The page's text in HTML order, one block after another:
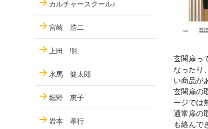
玄関扉っ
なったり
い商品が
玄関扉の
ージでは
通常扉の
も絡んで
カルチャースクール♪
宮崎 浩二
上田 明
水馬 健太郎
堀野 恵子
岩本 孝行